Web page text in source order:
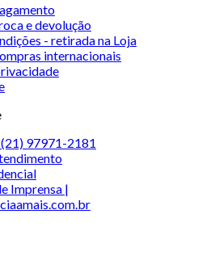
e devolução
- retirada na Loja
internacionais
97971-2181
Imprensa |